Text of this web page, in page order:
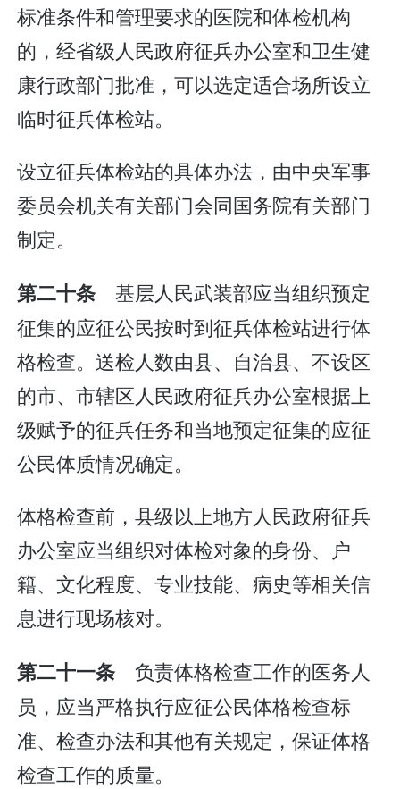
标准条件和管理要求的医院和体检机构
的，经省级人民政府征兵办公室和卫生健
康行政部门批准，可以选定适合场所设立
临时征兵体检站。
设立征兵体检站的具体办法，由中央军事
委员会机关有关部门会同国务院有关部门
制定。
第二十条 基层人民武装部应当组织预定
征集的应征公民按时到征兵体检站进行体
格检查。送检人数由县、自治县、不设区
的市、市辖区人民政府征兵办公室根据上
级赋予的征兵任务和当地预定征集的应征
公民体质情况确定。
体格检查前，县级以上地方人民政府征兵
办公室应当组织对体检对象的身份、户
籍、文化程度、专业技能、病史等相关信
息进行现场核对。
第二十一条 负责体格检查工作的医务人
员，应当严格执行应征公民体格检查标
准、检查办法和其他有关规定，保证体格
检查工作的质量。